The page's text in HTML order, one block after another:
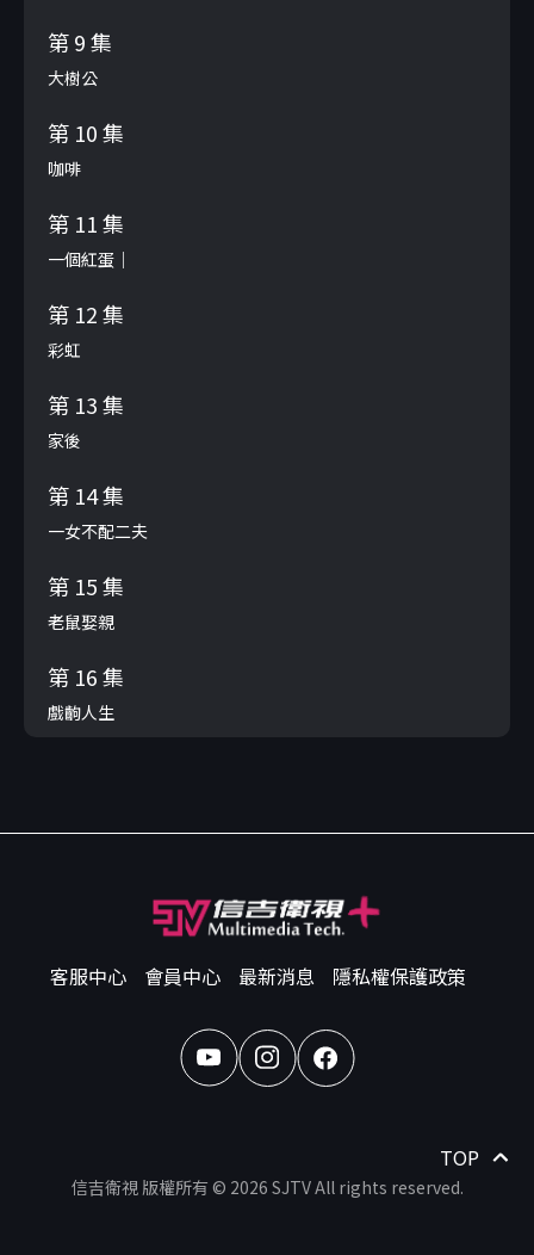
第 9 集
大樹公
第 10 集
咖啡
第 11 集
一個紅蛋｜
第 12 集
彩虹
第 13 集
家後
第 14 集
一女不配二夫
第 15 集
老鼠娶親
第 16 集
戲齣人生
客服中心 會員中心 最新消息 隱私權保護政策
TOP
信吉衛視 版權所有 © 2026 SJTV All rights reserved.